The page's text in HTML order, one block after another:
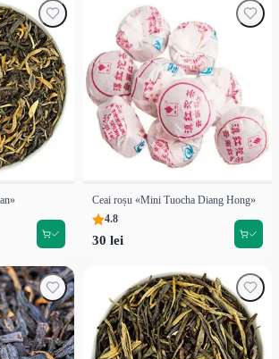
Ceai roșu «Mini Tuocha Diang Hong»
4.8
30 lei